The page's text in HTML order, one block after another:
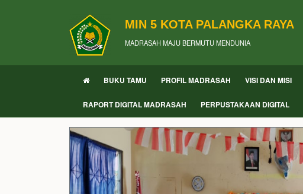
MIN 5 KOTA PALANGKA RAYA
MADRASAH MAJU BERMUTU MENDUNIA
BUKU TAMU PROFIL MADRASAH VISI DAN MISI
RAPORT DIGITAL MADRASAH PERPUSTAKAAN DIGITAL